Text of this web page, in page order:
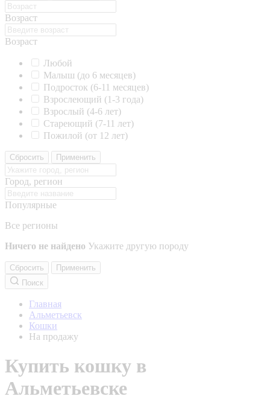
Возраст
Возраст
Любой
Малыш (до 6 месяцев)
Подросток (6-11 месяцев)
Взрослеющий (1-3 года)
Взрослый (4-6 лет)
Стареющий (7-11 лет)
Пожилой (от 12 лет)
Сбросить Применить
Город, регион
Популярные
Все регионы
Ничего не найдено Укажите другую породу
Сбросить
Применить
Поиск
Главная
Альметьевск
Кошки
На продажу
Купить кошку в
Альметьевске